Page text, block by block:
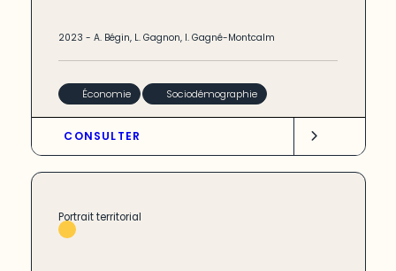
2023-A. Bégin, L. Gagnon, I. Gagné-Montcalm
Économie Sociodémographie
CONSULTER
Portrait territorial